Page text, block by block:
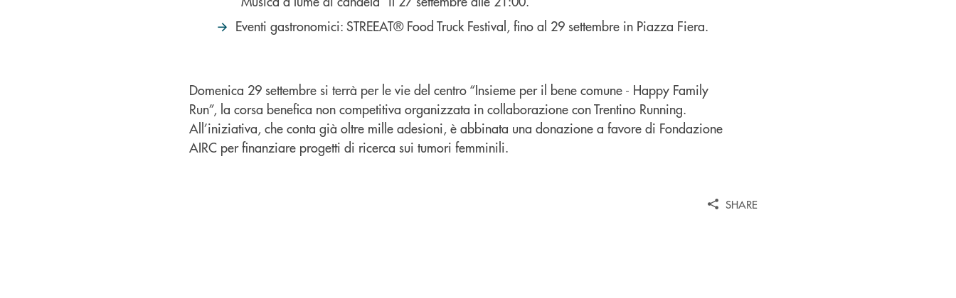
Eventi gastronomici: STREEAT® Food Truck Festival, fino al 29 settembre in Piazza Fiera.
Domenica 29 settembre si terrà per le vie del centro “Insieme per il bene comune - Happy Family
Run”, la corsa benefica non competitiva organizzata in collaborazione con Trentino Running.
All’iniziativa, che conta già oltre mille adesioni, è abbinata una donazione a favore di Fondazione
AIRC per finanziare progetti di ricerca sui tumori femminili.
SHARE